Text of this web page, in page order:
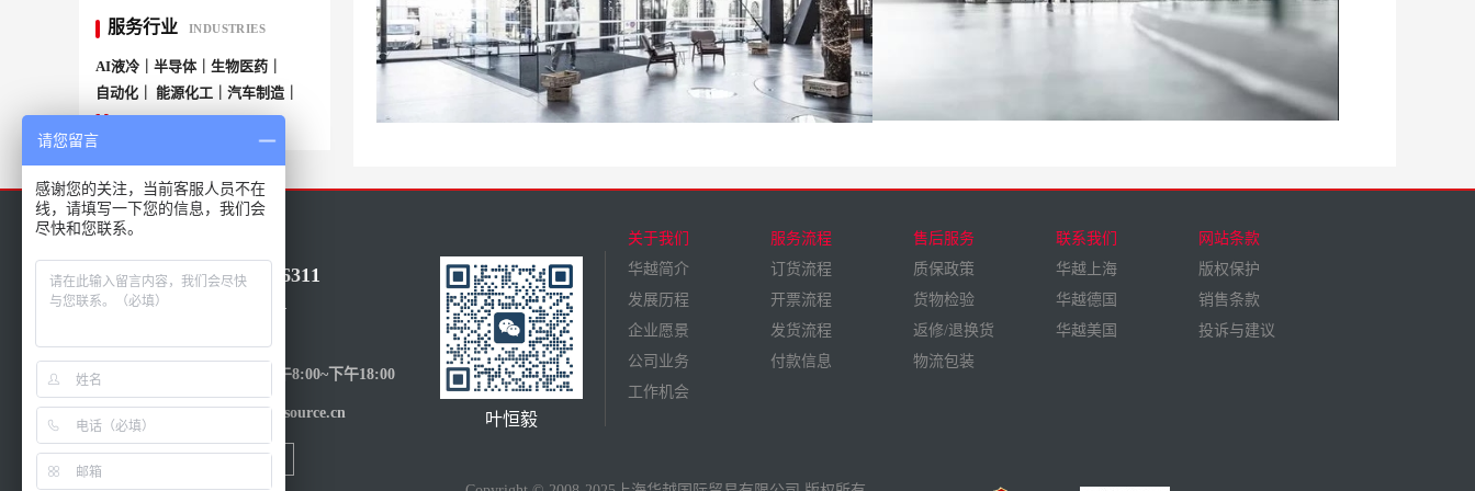
服务行业 INDUSTRIES
AI液冷｜半导体｜生物医药｜
自动化｜ 能源化工｜汽车制造｜
More+
86-021-50686311
15317205601
周一至周五-上午8:00~下午18:00
邮件：sales@eusource.cn 叶恒毅
关于我们
华越简介
发展历程
企业愿景
公司业务
工作机会
服务流程
订货流程
开票流程
发货流程
付款信息
售后服务
质保政策
货物检验
返修/退换货
物流包装
联系我们
华越上海
华越德国
华越美国
网站条款
版权保护
销售条款
投诉与建议
请您留言
感谢您的关注，当前客服人员不在
线，请填写一下您的信息，我们会
尽快和您联系。